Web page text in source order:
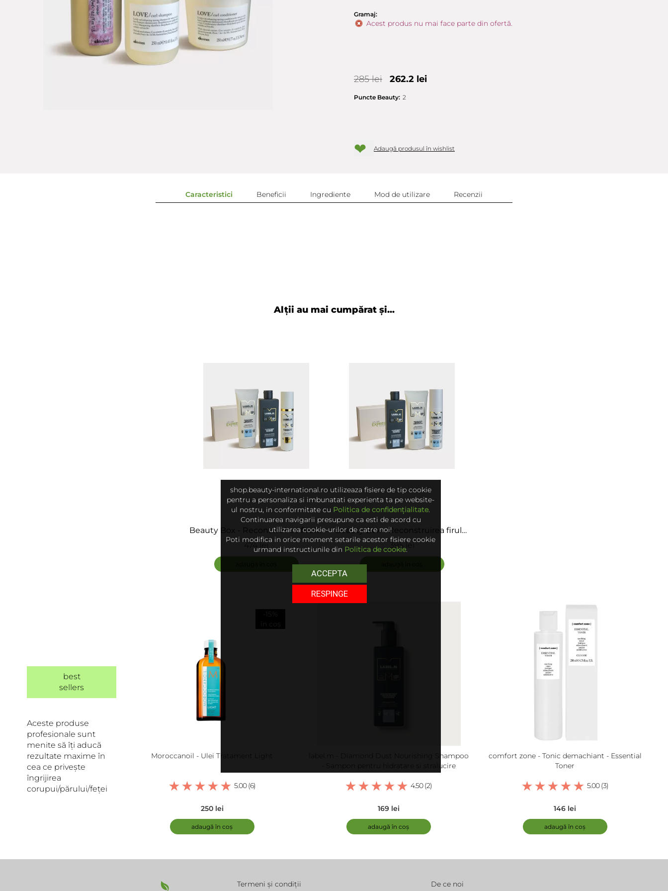
Gramaj:
Acest produs nu mai face parte din ofertă.
285 lei 262.2 lei
Puncte Beauty: 2
❤ Adaugă produsul în wishlist
Caracteristici Beneficii Ingrediente Mod de utilizare Recenzii
Minu, care e mai potrivita pt par cu porozitate ridicata. eu avand par fin si cu
ADAUGĂ
Alții au mai cumpărat și...
Beauty Box - Reconstruirea firului
de par - M-Plex
474 lei
Beauty Box - Reconstruirea firului
de par - M-Plex 2
395 lei
best
sellers
Aceste produse
profesionale sunt
menite să îți aducă
rezultate maxime în
cea ce privește
îngrijirea
corupui/părului/feței
-15%
în coș
Moroccanoil - Ulei Tratament Light
5.00 (6)
250 lei
adaugă în coș
label.m - Diamond Dust Nourishing Shampoo
- Sampon pentru hidratare si stralucire
4.50 (2)
169 lei
adaugă în coș
comfort zone - Tonic demachiant - Essential
Toner
5.00 (3)
146 lei
adaugă în coș
Termeni și condiții De ce noi
shop.beauty-international.ro utilizeaza fisiere de tip cookie
pentru a personaliza si imbunatati experienta ta pe website-
ul nostru, in conformitate cu Politica de confidențialitate.
Continuarea navigarii presupune ca esti de acord cu
utilizarea cookie-urilor de catre noi!
Poti modifica in orice moment setarile acestor fisiere cookie
urmand instructiunile din Politica de cookie.
ACCEPTA
RESPINGE